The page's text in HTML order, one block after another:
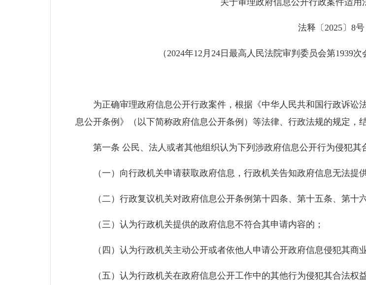
关于审理政府信息公开行政案件适用
法释〔2025〕8号
（2024年12月24日最高人民法院审判委员会第1939
为正确审理政府信息公开行政案件，根据《中华人民共和国行政诉讼
息公开条例》（以下简称政府信息公开条例）等法律、行政法规的规定，
第一条 公民、法人或者其他组织认为下列涉政府信息公开行为侵犯其
（一）向行政机关申请获取政府信息，行政机关告知政府信息无法提供
（二）行政复议机关对政府信息公开条例第十四条、第十五条、第十
（三）认为行政机关提供的政府信息不符合其申请内容的；
（四）认为行政机关主动公开或者依他人申请公开政府信息侵犯其商业
（五）认为行政机关在政府信息公开工作中的其他行为侵犯其合法权益